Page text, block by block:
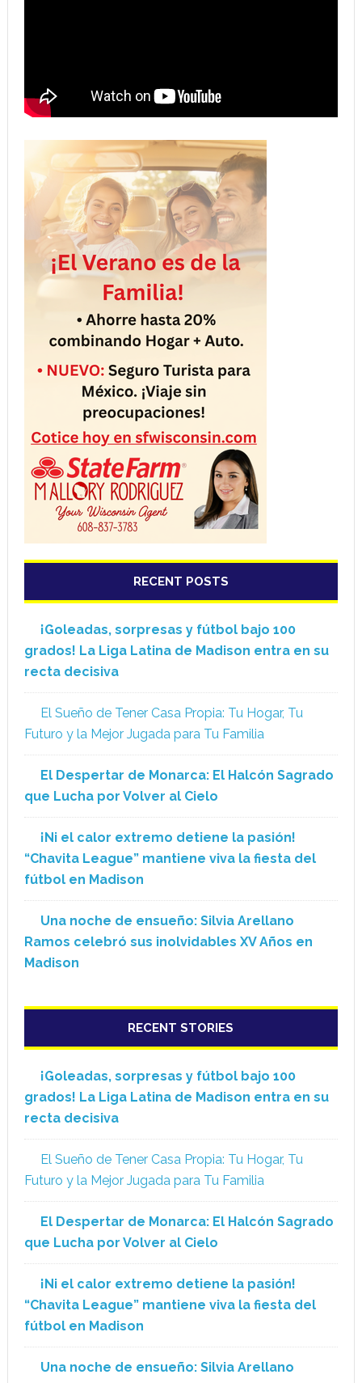
RECENT POSTS
¡Goleadas, sorpresas y fútbol bajo 100
grados! La Liga Latina de Madison entra en su
recta decisiva
El Sueño de Tener Casa Propia: Tu Hogar, Tu
Futuro y la Mejor Jugada para Tu Familia
El Despertar de Monarca: El Halcón Sagrado
que Lucha por Volver al Cielo
¡Ni el calor extremo detiene la pasión!
“Chavita League” mantiene viva la fiesta del
fútbol en Madison
Una noche de ensueño: Silvia Arellano
Ramos celebró sus inolvidables XV Años en
Madison
RECENT STORIES
¡Goleadas, sorpresas y fútbol bajo 100
grados! La Liga Latina de Madison entra en su
recta decisiva
El Sueño de Tener Casa Propia: Tu Hogar, Tu
Futuro y la Mejor Jugada para Tu Familia
El Despertar de Monarca: El Halcón Sagrado
que Lucha por Volver al Cielo
¡Ni el calor extremo detiene la pasión!
“Chavita League” mantiene viva la fiesta del
fútbol en Madison
Una noche de ensueño: Silvia Arellano